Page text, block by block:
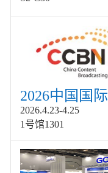
2026.4.23-4.25
1号馆1301